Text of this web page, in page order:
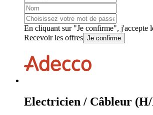
En cliquant sur "Je confirme", j'accepte
Recevoir les offres Je confirme
Electricien / Câbleur